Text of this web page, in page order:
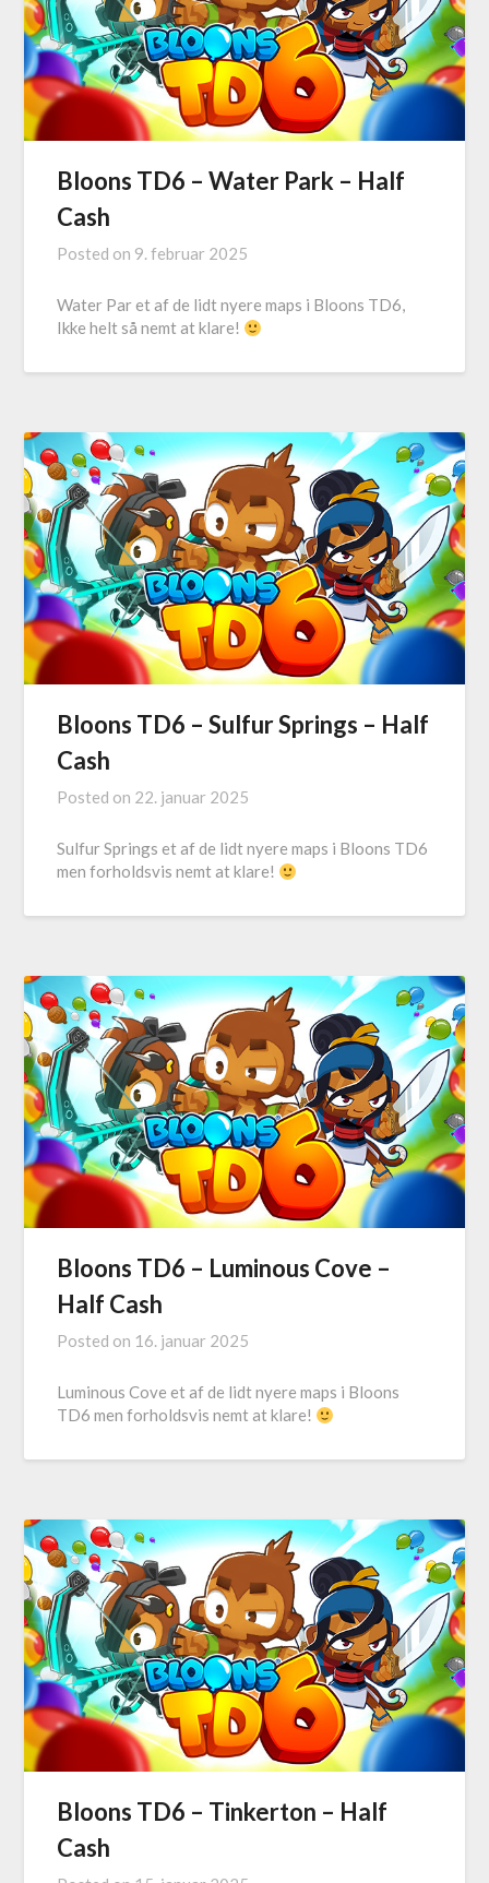
Bloons TD6 – Water Park – Half
Cash
Posted on 9. februar 2025
Water Par et af de lidt nyere maps i Bloons TD6,
Ikke helt så nemt at klare!
Bloons TD6 – Sulfur Springs – Half
Cash
Posted on 22. januar 2025
Sulfur Springs et af de lidt nyere maps i Bloons TD6
men forholdsvis nemt at klare!
Bloons TD6 – Luminous Cove –
Half Cash
Posted on 16. januar 2025
Luminous Cove et af de lidt nyere maps i Bloons
TD6 men forholdsvis nemt at klare!
Bloons TD6 – Tinkerton – Half
Cash